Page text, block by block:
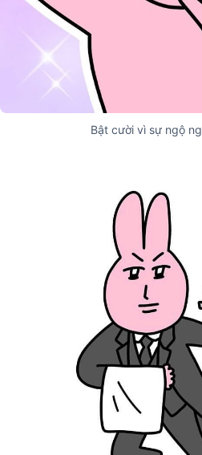
Bật cười vì sự ngộ